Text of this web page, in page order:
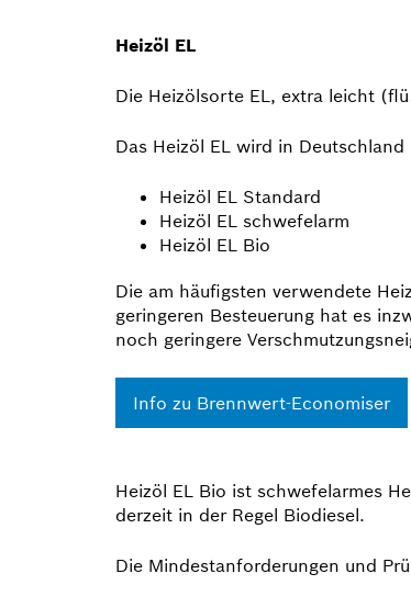
Heizöl EL
Die Heizölsorte EL, extra leicht
Das Heizöl EL wird in
Heizöl EL Standard
Heizöl EL schwefelarm
Heizöl EL Bio
Die am häufigsten verwendete
geringeren Besteuerung hat es
noch geringere
Info zu Brennwert-Economiser
Heizöl EL Bio ist schwefelarmes
derzeit in der Regel Biodiesel.
Die Mindest­anforderungen und